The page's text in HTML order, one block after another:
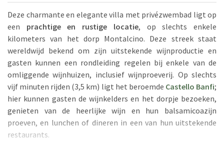
Deze charmante en elegante villa met privézwembad ligt op
een prachtige en rustige locatie, op slechts enkele
kilometers van het dorp Montalcino. Deze streek staat
wereldwijd bekend om zijn uitstekende wijnproductie en
gasten kunnen een rondleiding regelen bij enkele van de
omliggende wijnhuizen, inclusief wijnproeverij. Op slechts
vijf minuten rijden (3,5 km) ligt het beroemde Castello Banfi;
hier kunnen gasten de wijnkelders en het dorpje bezoeken,
genieten van de heerlijke wijn en hun balsamicoazijn
proeven, en lunchen of dineren in een van hun uitstekende
restaurants.